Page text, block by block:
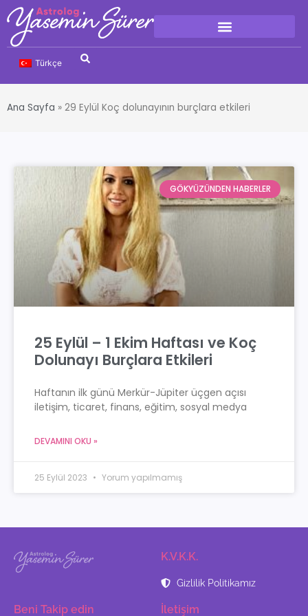
Türkçe
Ana Sayfa » 29 Eylül Koç dolunayının burçlara etkileri
GÖKYÜZÜNDEN HABERLER
25 Eylül – 1 Ekim Haftası ve Koç
Dolunayı Burçlara Etkileri
Haftanın ilk günü Merkür-Jüpiter üçgen açısı
iletişim, ticaret, finans, eğitim, sosyal medya
DEVAMINI OKU »
25 Eylül 2023 Yorum yapılmamış
K.V.K.K.
Gizlilik Politikamız
Beni Takip edin İletişim